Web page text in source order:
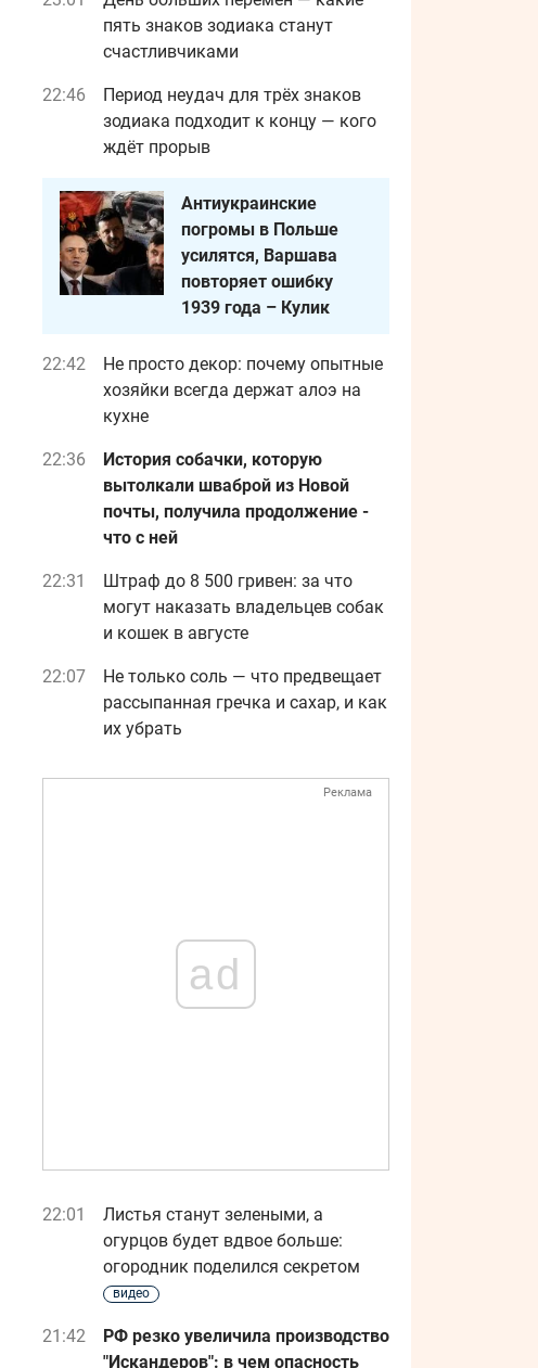
пять знаков зодиака станут
счастливчиками
22:46
Период неудач для трёх знаков
зодиака подходит к концу — кого
ждёт прорыв
Антиукраинские
погромы в Польше
усилятся, Варшава
повторяет ошибку
1939 года – Кулик
22:42
Не просто декор: почему опытные
хозяйки всегда держат алоэ на
кухне
22:36
История собачки, которую
вытолкали шваброй из Новой
почты, получила продолжение -
что с ней
22:31
Штраф до 8 500 гривен: за что
могут наказать владельцев собак
и кошек в августе
22:07
Не только соль — что предвещает
рассыпанная гречка и сахар, и как
их убрать
Реклама
ad
22:01
Листья станут зелеными, а
огурцов будет вдвое больше:
огородник поделился секретом
видео
21:42
РФ резко увеличила производство
"Искандеров": в чем опасность